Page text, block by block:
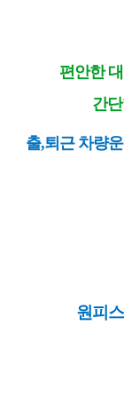
편안한
간
출,퇴근 차량
원피